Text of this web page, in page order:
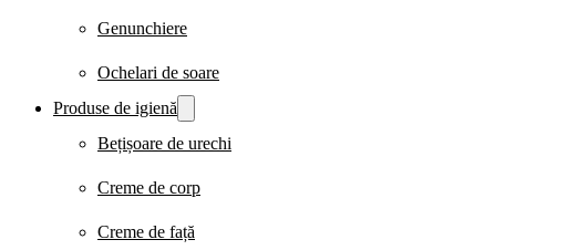
Genunchiere
Ochelari de soare
Produse de igienă
Bețișoare de urechi
Creme de corp
Creme de față